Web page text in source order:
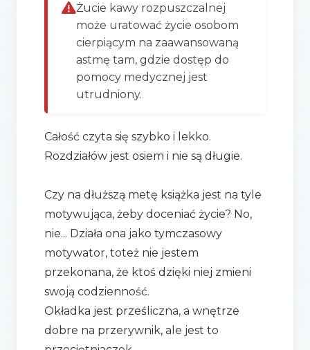
Żucie kawy rozpuszczalnej
może uratować życie osobom
cierpiącym na zaawansowaną
astmę tam, gdzie dostęp do
pomocy medycznej jest
utrudniony.
Całość czyta się szybko i lekko.
Rozdziałów jest osiem i nie są długie.
Czy na dłuższą metę książka jest na tyle
motywująca, żeby doceniać życie? No,
nie... Działa ona jako tymczasowy
motywator, toteż nie jestem
przekonana, że ktoś dzięki niej zmieni
swoją codzienność.
Okładka jest prześliczna, a wnętrze
dobre na przerywnik, ale jest to